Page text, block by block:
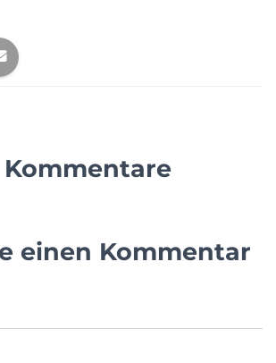
Kommentare
einen Kommentar